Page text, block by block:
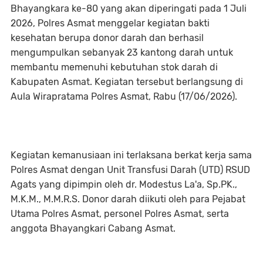
Bhayangkara ke-80 yang akan diperingati pada 1 Juli
2026, Polres Asmat menggelar kegiatan bakti
kesehatan berupa donor darah dan berhasil
mengumpulkan sebanyak 23 kantong darah untuk
membantu memenuhi kebutuhan stok darah di
Kabupaten Asmat. Kegiatan tersebut berlangsung di
Aula Wirapratama Polres Asmat, Rabu (17/06/2026).
Kegiatan kemanusiaan ini terlaksana berkat kerja sama
Polres Asmat dengan Unit Transfusi Darah (UTD) RSUD
Agats yang dipimpin oleh dr. Modestus La'a, Sp.PK.,
M.K.M., M.M.R.S. Donor darah diikuti oleh para Pejabat
Utama Polres Asmat, personel Polres Asmat, serta
anggota Bhayangkari Cabang Asmat.